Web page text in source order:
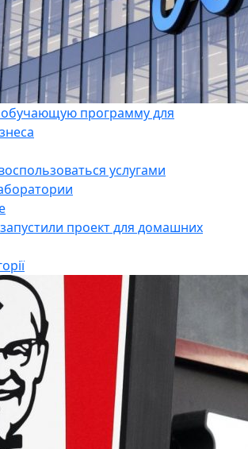
обучающую программу для
услугами
проект для домашних